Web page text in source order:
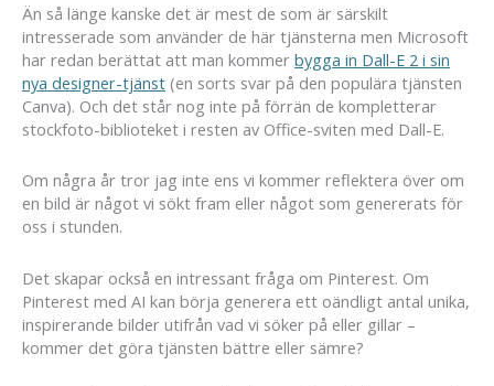
Än så länge kanske det är mest de som är särskilt
intresserade som använder de här tjänsterna men Microsoft
har redan berättat att man kommer bygga in Dall-E 2 i sin
nya designer-tjänst (en sorts svar på den populära tjänsten
Canva). Och det står nog inte på förrän de kompletterar
stockfoto-biblioteket i resten av Office-sviten med Dall-E.
Om några år tror jag inte ens vi kommer reflektera över om
en bild är något vi sökt fram eller något som genererats för
oss i stunden.
Det skapar också en intressant fråga om Pinterest. Om
Pinterest med AI kan börja generera ett oändligt antal unika,
inspirerande bilder utifrån vad vi söker på eller gillar –
kommer det göra tjänsten bättre eller sämre?